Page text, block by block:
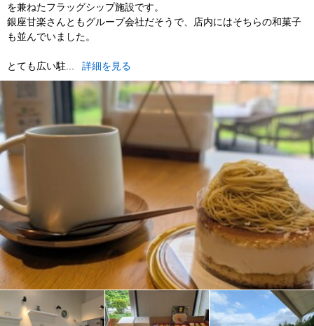
を兼ねたフラッグシップ施設です。
銀座甘楽さんともグループ会社だそうで、店内にはそちらの和菓子
も並んでいました。
とても広い駐... 詳細を見る